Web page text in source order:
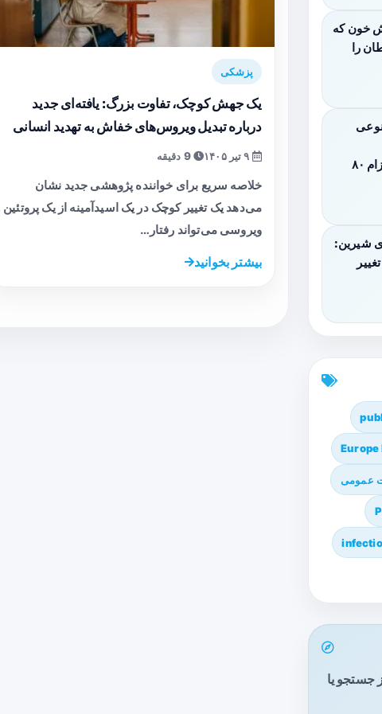
پزشکی
یک جهش کوچک، تفاوت بزرگ: یافته‌ای جدید
درباره تبدیل ویروس‌های خفاش به تهدید انسانی
9 دقیقه
خلاصه سریع برای خواننده پژوهشی جدید نشان
می‌دهد یک تغییر کوچک در یک اسیدآمینه از یک پروتئین
ویروسی می‌تواند رفتار…
بیشتر بخوانید
خون که
را
Medicaid برای اجرای الزام ۸۰
شیرین:
Europe
عمومی
جستجو یا